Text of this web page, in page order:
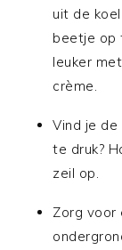
uit de
beetje op
leuker
crème.
Vind je
te druk?
zeil op.
Zorg voor